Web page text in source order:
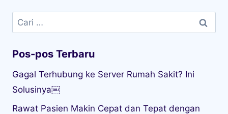
Cari
untuk:
Pos-pos Terbaru
Gagal Terhubung ke Server Rumah Sakit? Ini
Solusinya￼
Rawat Pasien Makin Cepat dan Tepat dengan